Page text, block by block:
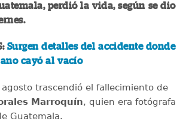
perdió la vida, según se dio
Surgen detalles del accidente donde
cayó al vacío
trascendió el fallecimiento de
Marroquín, quien era fotógrafa
Guatemala.